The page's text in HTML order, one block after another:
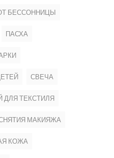
БЕССОННИЦЫ
ПАСХА
СВЕЧА
ДЛЯ ТЕКСТИЛЯ
МАКИЯЖА
КОЖА